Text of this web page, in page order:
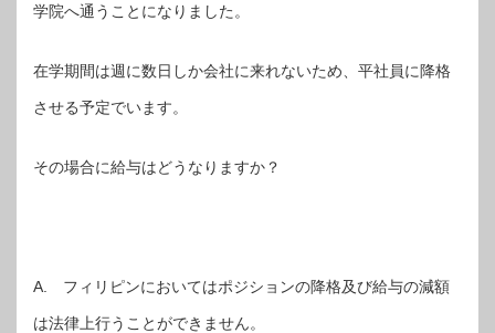
学院へ通うことになりました。
在学期間は週に数日しか会社に来れないため、平社員に降格
させる予定でいます。
その場合に給与はどうなりますか？
A. フィリピンにおいてはポジションの降格及び給与の減額
は法律上行うことができません。